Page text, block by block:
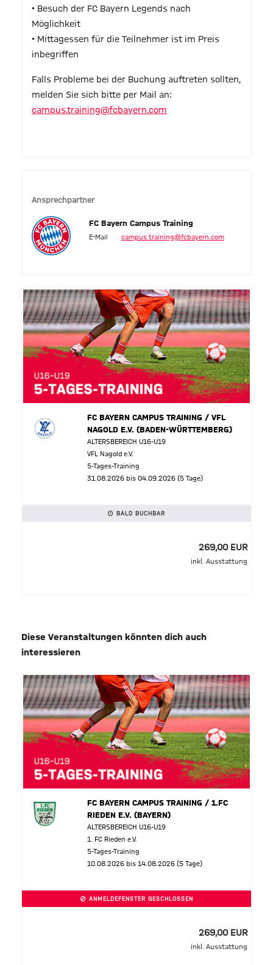
• Besuch der FC Bayern Legends nach
Möglichkeit
• Mittagessen für die Teilnehmer ist im Preis
inbegriffen
Falls Probleme bei der Buchung auftreten sollten,
melden Sie sich bitte per Mail an:
campus.training@fcbayern.com
Ansprechpartner
FC Bayern Campus Training
E-Mail campus.training@fcbayern.com
FC BAYERN CAMPUS TRAINING / VFL
NAGOLD E.V. (BADEN-WÜRTTEMBERG)
ALTERSBEREICH U16-U19
VFL Nagold e.V.
5-Tages-Training
31.08.2026 bis 04.09.2026 (5 Tage)
BALD BUCHBAR
269,00 EUR
inkl. Ausstattung
Diese Veranstaltungen könnten dich auch
interessieren
FC BAYERN CAMPUS TRAINING / 1.FC
RIEDEN E.V. (BAYERN)
ALTERSBEREICH U16-U19
1. FC Rieden e.V.
5-Tages-Training
10.08.2026 bis 14.08.2026 (5 Tage)
ANMELDEFENSTER GESCHLOSSEN
269,00 EUR
inkl. Ausstattung